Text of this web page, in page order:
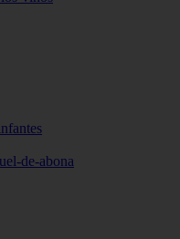
de-abona